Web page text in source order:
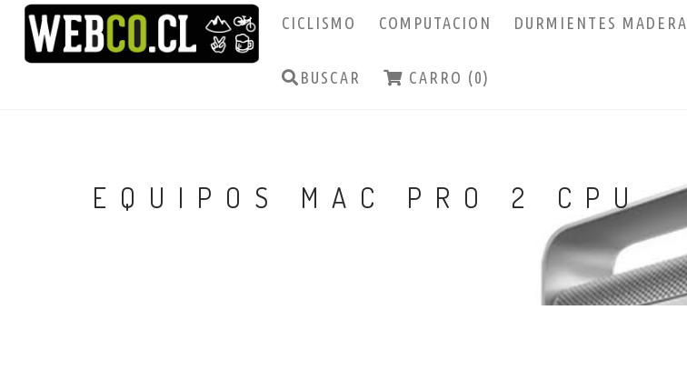
CICLISMO COMPUTACION DURMIENTES MADERA
BUSCAR CARRO (0)
EQUIPOS MAC PRO 2 CPU